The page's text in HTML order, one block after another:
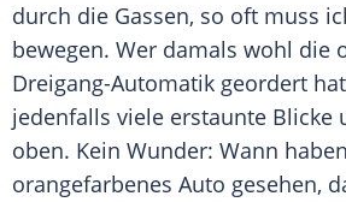
durch die Gassen, so oft muss
bewegen. Wer damals wohl die
Dreigang-Automatik geordert
jedenfalls viele erstaunte Blicke
oben. Kein Wunder: Wann
orangefarbenes Auto gesehen,